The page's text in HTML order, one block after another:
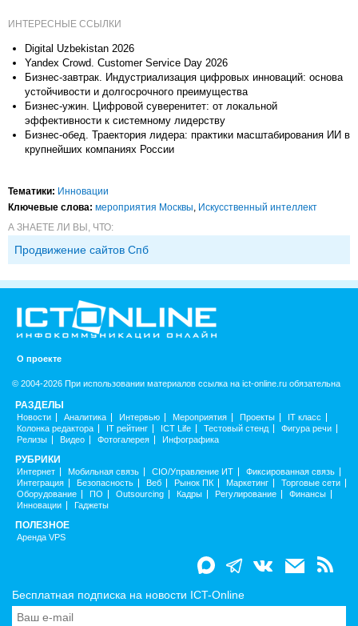
ИНТЕРЕСНЫЕ ССЫЛКИ
Digital Uzbekistan 2026
Yandex Crowd. Customer Service Day 2026
Бизнес-завтрак. Индустриализация цифровых инноваций: основа
устойчивости и долгосрочного преимущества
Бизнес-ужин. Цифровой суверенитет: от локальной
эффективности к системному лидерству
Бизнес-обед. Траектория лидера: практики масштабирования ИИ в
крупнейших компаниях России
Тематики: Инновации
Ключевые слова: мероприятия Москвы Искусственный интеллект
А ЗНАЕТЕ ЛИ ВЫ, ЧТО:
Продвижение сайтов Спб
О проекте
© 2004-2026 При использовании материалов ссылка на ict-online.ru обязательна
РАЗДЕЛЫ
Новости Аналитика Интервью Мероприятия Проекты
IT класс
Колонка редактора
IT рейтинг ICT Life Тестовый стенд
Фигура речи
Релизы
Видео Фотогалерея Инфографика
РУБРИКИ
Интернет Мобильная связь CIO/Управление ИТ
Фиксированная связь
Интеграция
Безопасность Веб Рынок ПК Маркетинг
Торговые сети
Оборудование
ПО Outsourcing Кадры Регулирование
Финансы
Инновации
Гаджеты
ПОЛЕЗНОЕ
Аренда VPS
Бесплатная подписка на новости ICT-Online